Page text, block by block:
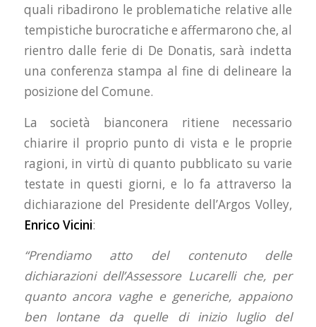
quali ribadirono le problematiche relative alle
tempistiche burocratiche e affermarono che, al
rientro dalle ferie di De Donatis, sarà indetta
una conferenza stampa al fine di delineare la
posizione del Comune.
La società bianconera ritiene necessario
chiarire il proprio punto di vista e le proprie
ragioni, in virtù di quanto pubblicato su varie
testate in questi giorni, e lo fa attraverso la
dichiarazione del Presidente dell’Argos Volley,
Enrico Vicini:
“Prendiamo atto del contenuto delle
dichiarazioni dell’Assessore Lucarelli che, per
quanto ancora vaghe e generiche, appaiono
ben lontane da quelle di inizio luglio del